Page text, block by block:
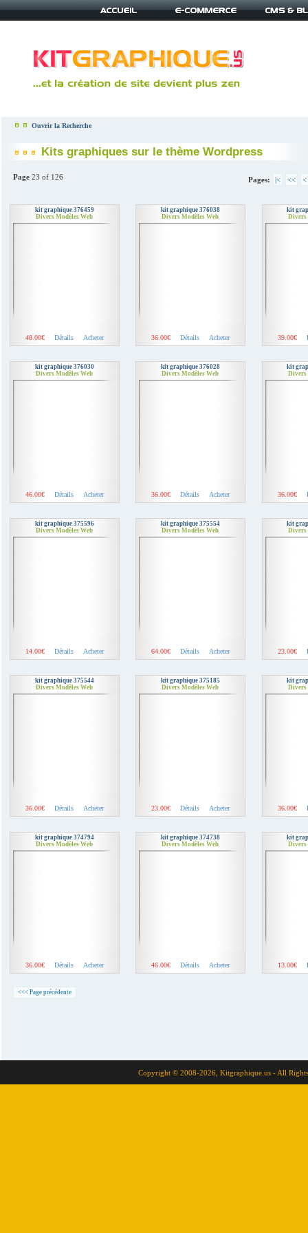
Ouvrir la Recherche
Kits graphiques sur le thème Wordpress
Page 23 of 126 Pages: |< << <
kit graphique 376459
Divers Modèles Web
48.00€ Détails Acheter
kit graphique 376038
Divers Modèles Web
36.00€ Détails Acheter
kit
Divers
39.00€
kit graphique 376030
Divers Modèles Web
46.00€ Détails Acheter
kit graphique 376028
Divers Modèles Web
36.00€ Détails Acheter
kit
Divers
36.00€
kit graphique 375596
Divers Modèles Web
14.00€ Détails Acheter
kit graphique 375554
Divers Modèles Web
64.00€ Détails Acheter
kit
Divers
23.00€
kit graphique 375544
Divers Modèles Web
36.00€ Détails Acheter
kit graphique 375185
Divers Modèles Web
23.00€ Détails Acheter
kit
Divers
36.00€
kit graphique 374794
Divers Modèles Web
36.00€ Détails Acheter
kit graphique 374738
Divers Modèles Web
46.00€ Détails Acheter
kit
Divers
13.00€
<<< Page précédente
Copyright © 2008-2026, Kitgraphique.us - All